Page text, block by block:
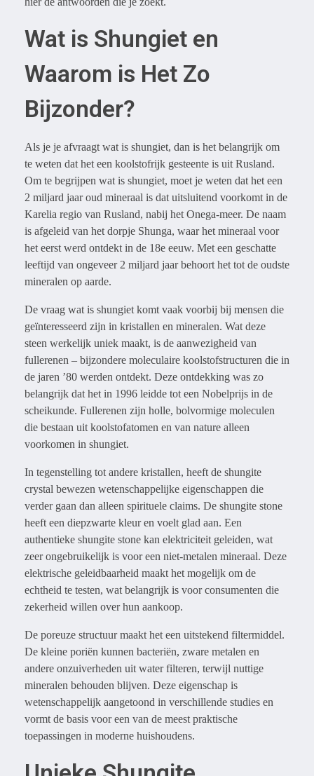
Wat is Shungiet en
Waarom is Het Zo
Bijzonder?
Als je je afvraagt wat is shungiet, dan is het belangrijk om
te weten dat het een koolstofrijk gesteente is uit Rusland.
Om te begrijpen wat is shungiet, moet je weten dat het een
2 miljard jaar oud mineraal is dat uitsluitend voorkomt in de
Karelia regio van Rusland, nabij het Onega-meer. De naam
is afgeleid van het dorpje Shunga, waar het mineraal voor
het eerst werd ontdekt in de 18e eeuw. Met een geschatte
leeftijd van ongeveer 2 miljard jaar behoort het tot de oudste
mineralen op aarde.
De vraag wat is shungiet komt vaak voorbij bij mensen die
geïnteresseerd zijn in kristallen en mineralen. Wat deze
steen werkelijk uniek maakt, is de aanwezigheid van
fullerenen – bijzondere moleculaire koolstofstructuren die in
de jaren ’80 werden ontdekt. Deze ontdekking was zo
belangrijk dat het in 1996 leidde tot een Nobelprijs in de
scheikunde. Fullerenen zijn holle, bolvormige moleculen
die bestaan uit koolstofatomen en van nature alleen
voorkomen in shungiet.
In tegenstelling tot andere kristallen, heeft de shungite
crystal bewezen wetenschappelijke eigenschappen die
verder gaan dan alleen spirituele claims. De shungite stone
heeft een diepzwarte kleur en voelt glad aan. Een
authentieke shungite stone kan elektriciteit geleiden, wat
zeer ongebruikelijk is voor een niet-metalen mineraal. Deze
elektrische geleidbaarheid maakt het mogelijk om de
echtheid te testen, wat belangrijk is voor consumenten die
zekerheid willen over hun aankoop.
De poreuze structuur maakt het een uitstekend filtermiddel.
De kleine poriën kunnen bacteriën, zware metalen en
andere onzuiverheden uit water filteren, terwijl nuttige
mineralen behouden blijven. Deze eigenschap is
wetenschappelijk aangetoond in verschillende studies en
vormt de basis voor een van de meest praktische
toepassingen in moderne huishoudens.